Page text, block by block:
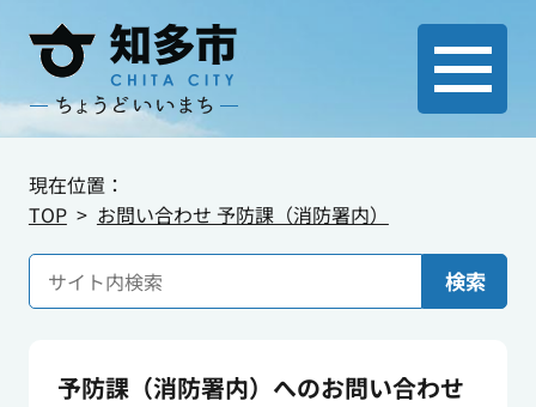
現在位置：
TOP
お問い合わせ 予防課（消防署内）
検索
予防課（消防署内）へのお問い合わせ